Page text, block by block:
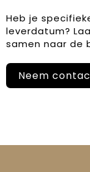
Heb je
leverdatum?
samen naar de
Neem